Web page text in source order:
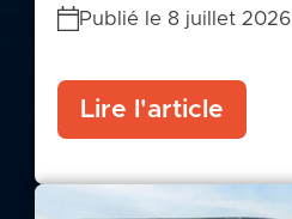
Publié le 8 juillet 2026
Lire l'article